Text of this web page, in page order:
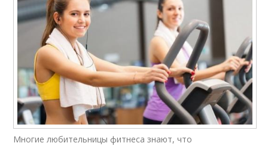
Многие любительницы фитнеса знают, что